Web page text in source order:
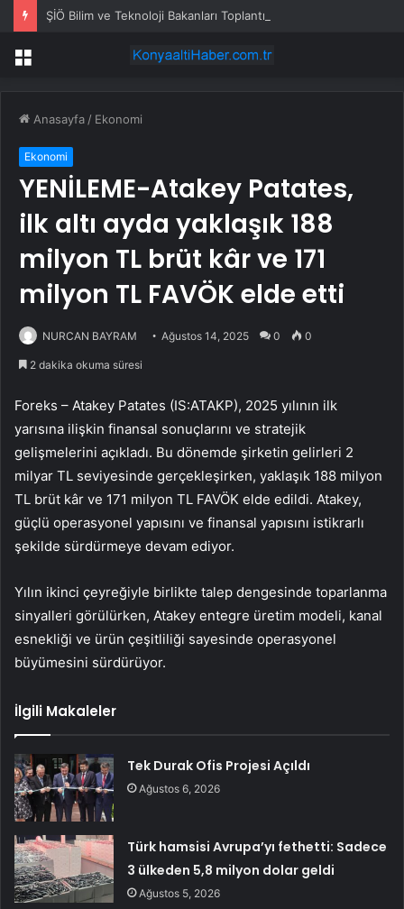
ŞİÖ Bilim ve Teknoloji Bakanları Toplantısı Bişkek’te
Menü
Anasayfa / Ekonomi
Ekonomi
YENİLEME-Atakey Patates,
ilk altı ayda yaklaşık 188
milyon TL brüt kâr ve 171
milyon TL FAVÖK elde etti
NURCAN BAYRAM Ağustos 14, 2025 0 0
2 dakika okuma süresi
Foreks – Atakey Patates (IS:ATAKP), 2025 yılının ilk
yarısına ilişkin finansal sonuçlarını ve stratejik
gelişmelerini açıkladı. Bu dönemde şirketin gelirleri 2
milyar TL seviyesinde gerçekleşirken, yaklaşık 188 milyon
TL brüt kâr ve 171 milyon TL FAVÖK elde edildi. Atakey,
güçlü operasyonel yapısını ve finansal yapısını istikrarlı
şekilde sürdürmeye devam ediyor.
Yılın ikinci çeyreğiyle birlikte talep dengesinde toparlanma
sinyalleri görülürken, Atakey entegre üretim modeli, kanal
esnekliği ve ürün çeşitliliği sayesinde operasyonel
büyümesini sürdürüyor.
İlgili Makaleler
Tek Durak Ofis Projesi Açıldı
Ağustos 6, 2026
Türk hamsisi Avrupa’yı fethetti: Sadece
3 ülkeden 5,8 milyon dolar geldi
Ağustos 5, 2026